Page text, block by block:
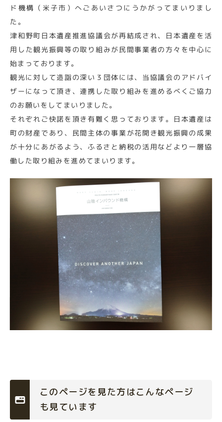
ド機構（米子市）へごあいさつにうかがってまいりまし
た。
津和野町日本遺産推進協議会が再結成され、日本遺産を活
用した観光振興等の取り組みが民間事業者の方々を中心に
始まっております。
観光に対して造詣の深い３団体には、当協議会のアドバイ
ザーになって頂き、連携した取り組みを進めるべくご協力
のお願いをしてまいりました。
それぞれご快諾を頂き有難く思っております。日本遺産は
町の財産であり、民間主体の事業が花開き観光振興の成果
が十分にあがるよう、ふるさと納税の活用などより一層協
働した取り組みを進めてまいります。
このページを見た方はこんなページ
も見ています